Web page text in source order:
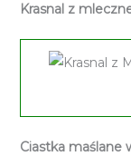
Krasnal z
Ciastka maślane